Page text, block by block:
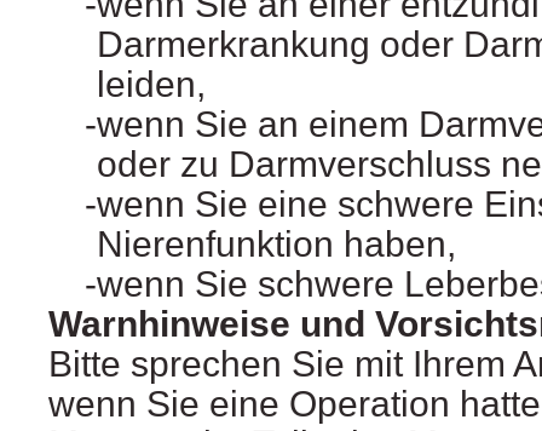
Darmerkrankung oder
leiden,
wenn Sie an einem
oder zu Darmverschluss
wenn Sie eine schwere
Nierenfunktion haben,
wenn Sie schwere
Warnhinweise und
Bitte sprechen Sie mit Ihrem
wenn Sie eine Operation